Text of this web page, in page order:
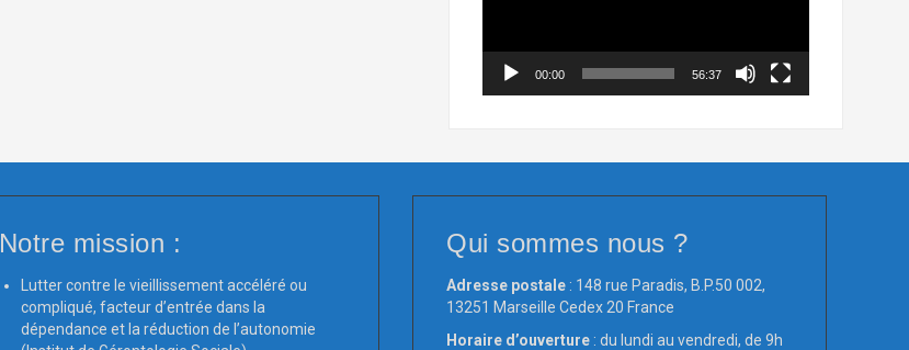
00:00 56:37
Notre mission :
Lutter contre le vieillissement accéléré ou
compliqué, facteur d’entrée dans la
dépendance et la réduction de l’autonomie
Qui sommes nous ?
Adresse postale : 148 rue Paradis, B.P.50 002,
13251 Marseille Cedex 20 France
Horaire d’ouverture : du lundi au vendredi, de 9h